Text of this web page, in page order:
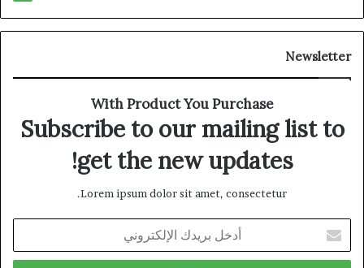
Newsletter
With Product You Purchase
Subscribe to our mailing list to
get the new updates!
Lorem ipsum dolor sit amet, consectetur.
بريدك
الإلكتروني